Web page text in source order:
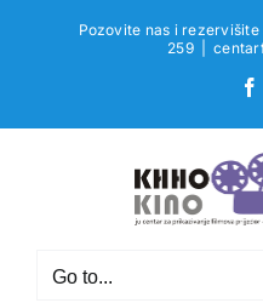
Pozovite nas i
259
Go to...